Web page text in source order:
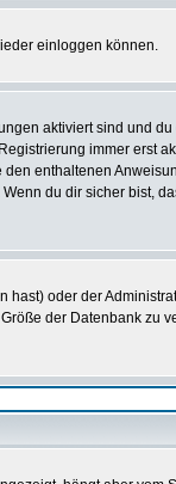
einloggen können.
aktiviert sind und du
immer erst
enthaltenen
du dir sicher bist,
oder der
der Datenbank zu